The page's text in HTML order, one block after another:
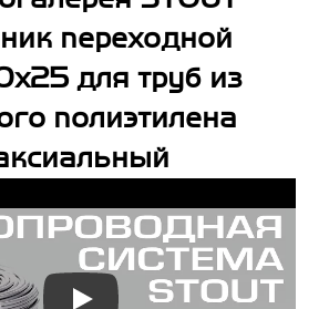
переходной
для труб из
полиэтилена